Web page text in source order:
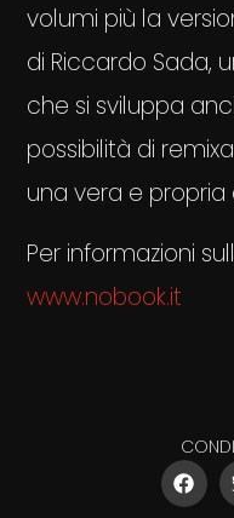
volumi più la
di Riccardo Sada,
che si sviluppa
possibilità di
una vera e propria
Per informazioni
www.nobook.it